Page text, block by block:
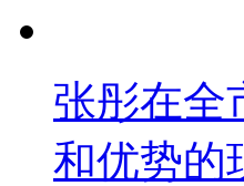
张彤在全
和优势的